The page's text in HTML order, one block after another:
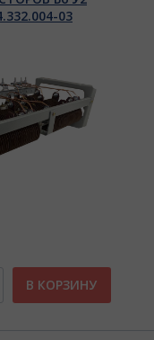
03
В КОРЗИНУ